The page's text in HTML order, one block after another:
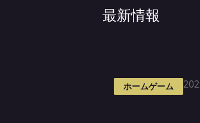
最新情報
ホームゲーム